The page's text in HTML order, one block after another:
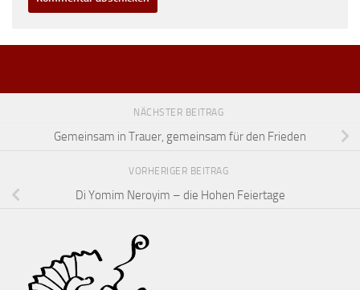
NÄCHSTER BEITRAG
Gemeinsam in Trauer, gemeinsam für den Frieden
VORHERIGER BEITRAG
Di Yomim Neroyim – die Hohen Feiertage